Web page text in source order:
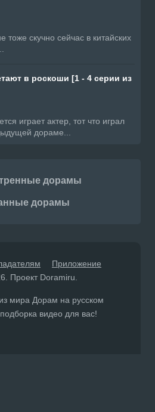
тоже скучно сейчас в китайских
в роскоши [1 - 4 серии из
играет актер, тот что играл
дораме...
дорамы
дорамы
Приложение
Проект Doramiru.
мира Дорам на русском
видео для вас!